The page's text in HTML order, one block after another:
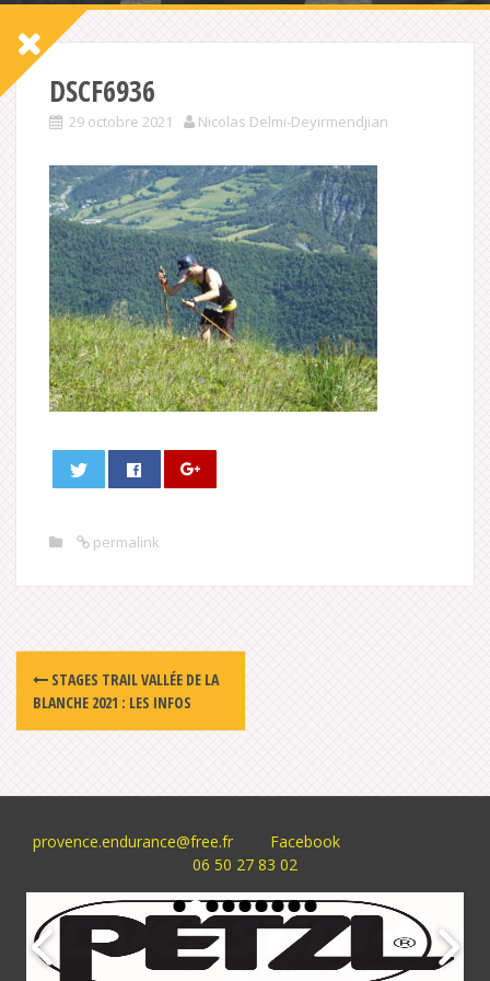
DSCF6936
29 octobre 2021 Nicolas Delmi-Deyirmendjian
permalink
Post
navigation
STAGES TRAIL VALLÉE DE LA
BLANCHE 2021 : LES INFOS
provence.endurance@free.fr
Facebook
06 50 27 83 02